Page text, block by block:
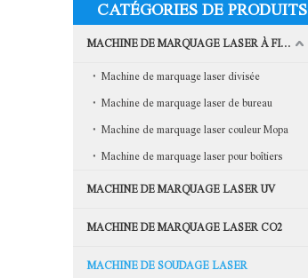
CATÉGORIES DE PRODUITS
MACHINE DE MARQUAGE LASER À FIBRE
Machine de marquage laser divisée
Machine de marquage laser de bureau
Machine de marquage laser couleur Mopa
Machine de marquage laser pour boîtiers
MACHINE DE MARQUAGE LASER UV
MACHINE DE MARQUAGE LASER CO2
MACHINE DE SOUDAGE LASER